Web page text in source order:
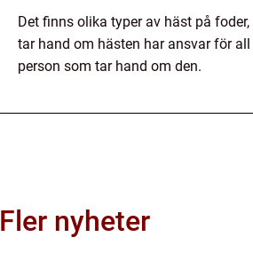
Det finns olika typer av häst på
tar hand om hästen har ansvar för
person som tar hand om den.
Fler nyheter